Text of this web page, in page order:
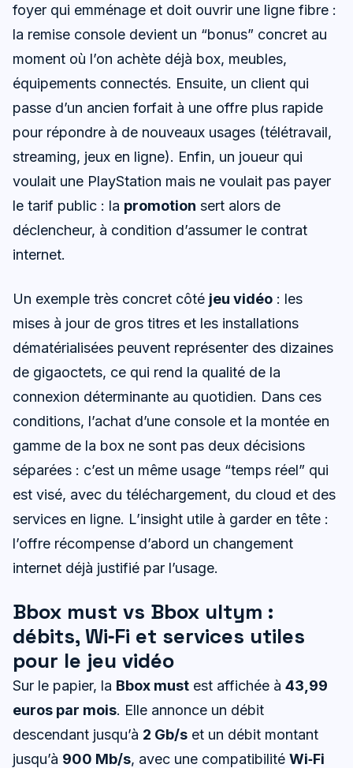
foyer qui emménage et doit ouvrir une ligne fibre :
la remise console devient un “bonus” concret au
moment où l’on achète déjà box, meubles,
équipements connectés. Ensuite, un client qui
passe d’un ancien forfait à une offre plus rapide
pour répondre à de nouveaux usages (télétravail,
streaming, jeux en ligne). Enfin, un joueur qui
voulait une PlayStation mais ne voulait pas payer
le tarif public : la promotion sert alors de
déclencheur, à condition d’assumer le contrat
internet.
Un exemple très concret côté jeu vidéo : les
mises à jour de gros titres et les installations
dématérialisées peuvent représenter des dizaines
de gigaoctets, ce qui rend la qualité de la
connexion déterminante au quotidien. Dans ces
conditions, l’achat d’une console et la montée en
gamme de la box ne sont pas deux décisions
séparées : c’est un même usage “temps réel” qui
est visé, avec du téléchargement, du cloud et des
services en ligne. L’insight utile à garder en tête :
l’offre récompense d’abord un changement
internet déjà justifié par l’usage.
Bbox must vs Bbox ultym :
débits, Wi‑Fi et services utiles
pour le jeu vidéo
Sur le papier, la Bbox must est affichée à 43,99
euros par mois. Elle annonce un débit
descendant jusqu’à 2 Gb/s et un débit montant
jusqu’à 900 Mb/s, avec une compatibilité Wi‑Fi